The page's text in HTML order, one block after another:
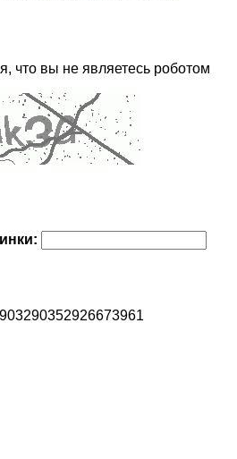
что вы не являетесь роботом